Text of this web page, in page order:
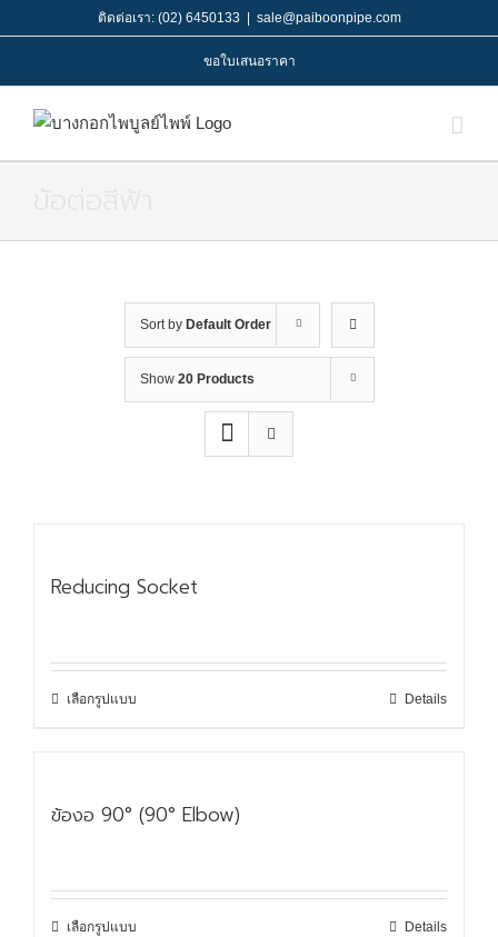
to
ติดต่อเรา: (02) 6450133 sale@paiboonpipe.com
ขอใบเสนอราคา
Sort by Default Order
Show 20 Products
Reducing Socket
เลือกรูปแบบ Details
ข้องอ 90° (90° Elbow)
เลือกรูปแบบ Details